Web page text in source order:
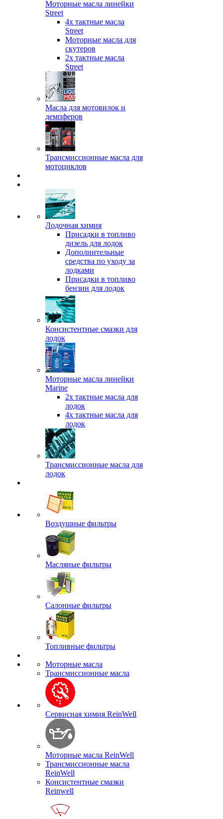
Моторные масла линейки
Street
4х тактные масла
Street
Моторные масла для
скутеров
2х тактные масла
Street
Масла для мотовилок и
демпферов
Трансмиссионные масла для
мотоциклов
Лодочная химия
Присадки в топливо
дизель для лодок
Дополнительные
средства по уходу за
лодками
Присадки в топливо
бензин для лодок
Консистентные смазки для
лодок
Моторные масла линейки
Marine
2х тактные масла для
лодок
4х тактные масла для
лодок
Трансмиссионные масла для
лодок
Воздушные фильтры
Масляные фильтры
Салонные фильтры
Топливные фильтры
Моторные масла
Трансмиссионные масла
Сервисная химия ReinWell
Моторные масла ReinWell
Трансмиссионные масла
ReinWell
Консистентные смазки
Reinwell